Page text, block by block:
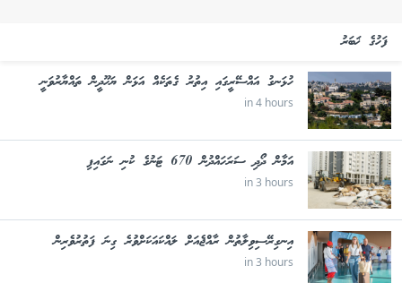
ފަހުގެ ޚަބަރު
ހުޅަނގު އައްސޭރީގައި އިތުރު ގެތަކެއް އަޅަން ޔަހޫދީން ތައްޔާރުވަނީ
in 4 hours
އަމާން ދޯދި ސަރަހައްދުން 670 ޓަނުގެ ކުނި ނަގައިފި
in 3 hours
އިނގިރޭސިވިލާތުން ރާއްޖެއަށް ލައްކައަކަށްވުރެ ގިނަ ފަތުރުވެރިން
in 3 hours